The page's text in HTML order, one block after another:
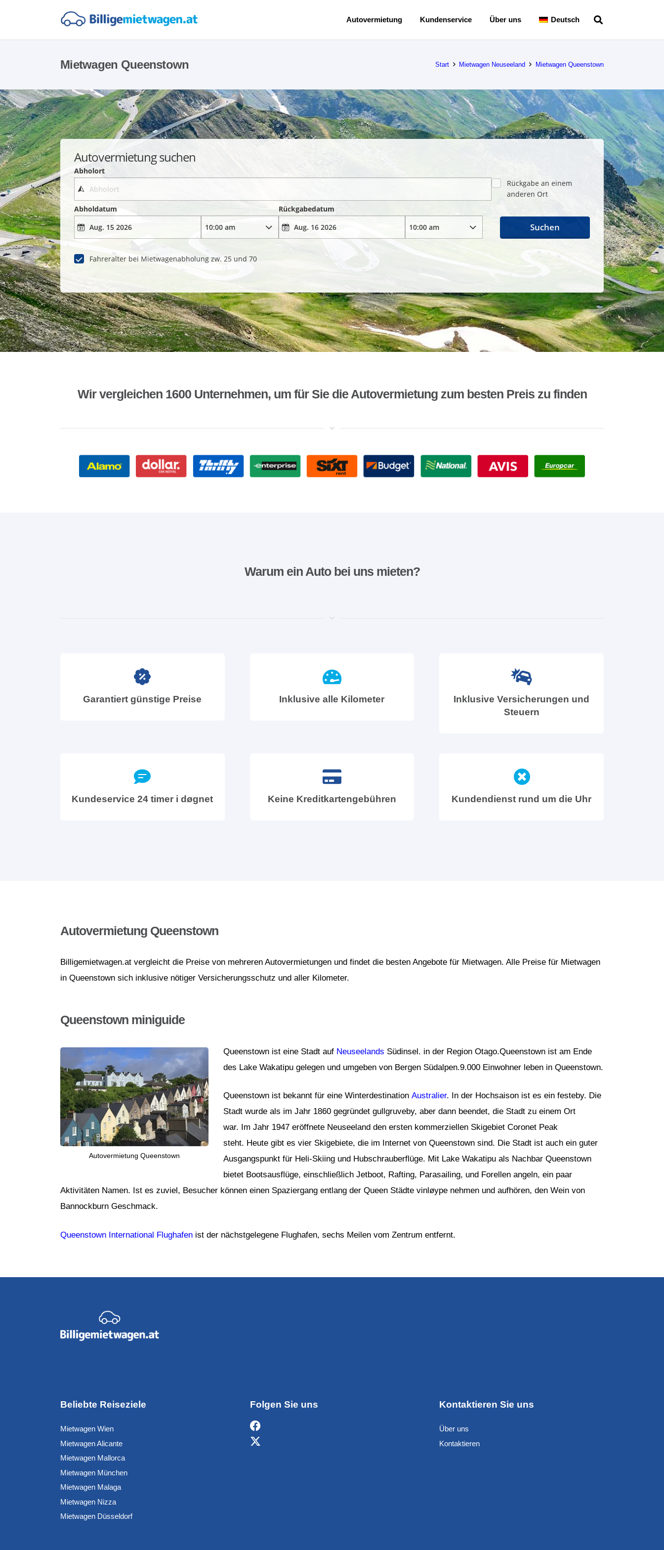
Autovermietung Kundenservice Über uns Deutsch
Mietwagen Queenstown Start Mietwagen Neuseeland Mietwagen Queenstown
Autovermietung suchen
Abholort
Rückgabe an einem
anderen Ort
Abholdatum
Rückgabedatum
Fahreralter bei Mietwagenabholung zw. 25 und 70
Suchen
Wir vergleichen 1600 Unternehmen, um für Sie die Autovermietung zum besten Preis zu finden
Warum ein Auto bei uns mieten?
Garantiert günstige Preise Inklusive alle Kilometer
Inklusive Versicherungen und
Steuern
Kundeservice 24 timer i døgnet Keine Kreditkartengebühren Kundendienst rund um die Uhr
Autovermietung Queenstown
Billigemietwagen.at vergleicht die Preise von mehreren Autovermietungen und findet die besten Angebote für Mietwagen. Alle Preise für Mietwagen
in Queenstown sich inklusive nötiger Versicherungsschutz und aller Kilometer.
Queenstown miniguide
Autovermietung Queenstown
Queenstown ist eine Stadt auf Neuseelands Südinsel. in der Region Otago.Queenstown ist am Ende
des Lake Wakatipu gelegen und umgeben von Bergen Südalpen.9.000 Einwohner leben in Queenstown.
Queenstown ist bekannt für eine Winterdestination Australier. In der Hochsaison ist es ein festeby. Die
Stadt wurde als im Jahr 1860 gegründet gullgruveby, aber dann beendet, die Stadt zu einem Ort
war. Im Jahr 1947 eröffnete Neuseeland den ersten kommerziellen Skigebiet Coronet Peak
steht. Heute gibt es vier Skigebiete, die im Internet von Queenstown sind. Die Stadt ist auch ein guter
Ausgangspunkt für Heli-Skiing und Hubschrauberflüge. Mit Lake Wakatipu als Nachbar Queenstown
bietet Bootsausflüge, einschließlich Jetboot, Rafting, Parasailing, und Forellen angeln, ein paar
Aktivitäten Namen. Ist es zuviel, Besucher können einen Spaziergang entlang der Queen Städte vinløype nehmen und aufhören, den Wein von
Bannockburn Geschmack.
Queenstown International Flughafen ist der nächstgelegene Flughafen, sechs Meilen vom Zentrum entfernt.
Beliebte Reiseziele
Mietwagen Wien
Mietwagen Alicante
Mietwagen Mallorca
Mietwagen München
Mietwagen Malaga
Mietwagen Nizza
Mietwagen Düsseldorf
Folgen Sie uns Kontaktieren Sie uns
Über uns
Kontaktieren